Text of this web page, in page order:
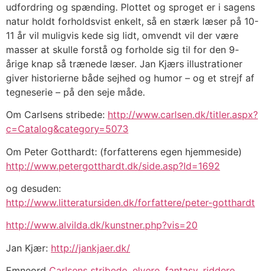
udfordring og spænding. Plottet og sproget er i sagens
natur holdt forholdsvist enkelt, så en stærk læser på 10-
11 år vil muligvis kede sig lidt, omvendt vil der være
masser at skulle forstå og forholde sig til for den 9-
årige knap så trænede læser. Jan Kjærs illustrationer
giver historierne både sejhed og humor – og et strejf af
tegneserie – på den seje måde.
Om Carlsens stribede: http://www.carlsen.dk/titler.aspx?
c=Catalog&category=5073
Om Peter Gotthardt: (forfatterens egen hjemmeside)
http://www.petergotthardt.dk/side.asp?Id=1692
og desuden:
http://www.litteratursiden.dk/forfattere/peter-gotthardt
http://www.alvilda.dk/kunstner.php?vis=20
Jan Kjær: http://jankjaer.dk/